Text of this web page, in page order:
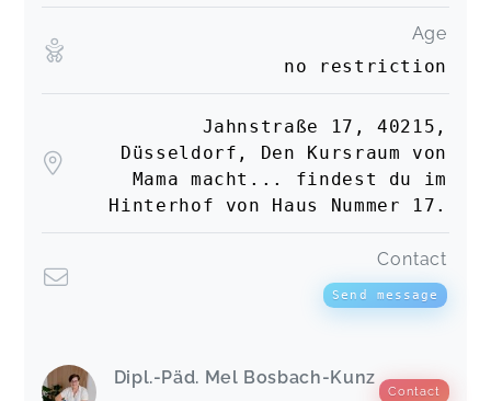
Age
no restriction
Jahnstraße 17, 40215,
Düsseldorf, Den Kursraum von
Mama macht... findest du im
Hinterhof von Haus Nummer 17.
Contact
Send message
Dipl.-Päd. Mel Bosbach-Kunz
Contact